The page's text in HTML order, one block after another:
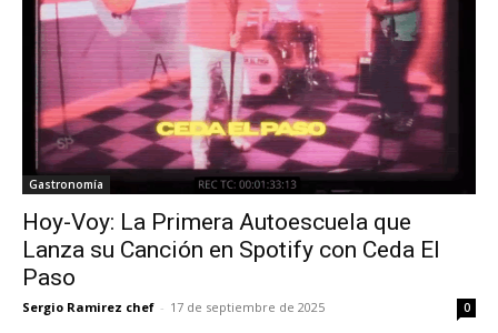
Gastronomía
Hoy-Voy: La Primera Autoescuela que
Lanza su Canción en Spotify con Ceda El
Paso
Sergio Ramirez chef - 17 de septiembre de 2025 0